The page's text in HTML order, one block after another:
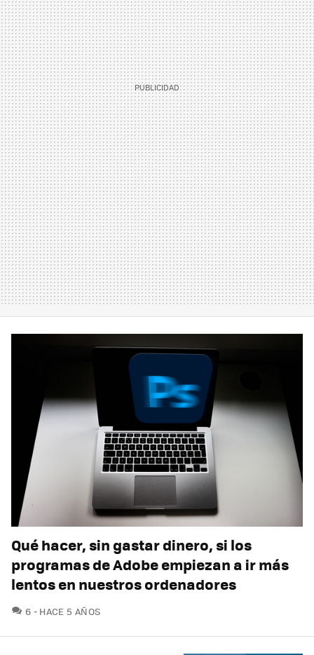
Qué hacer, sin gastar dinero, si los
programas de Adobe empiezan a ir más
lentos en nuestros ordenadores
6 COMENTARIOS
HACE 5 AÑOS